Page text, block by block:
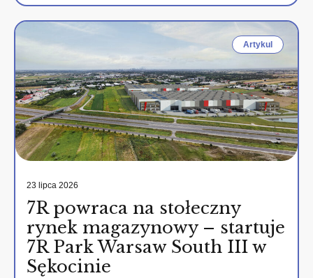
Artykul
23 lipca 2026
7R powraca na stołeczny
rynek magazynowy – startuje
7R Park Warsaw South III w
Sękocinie